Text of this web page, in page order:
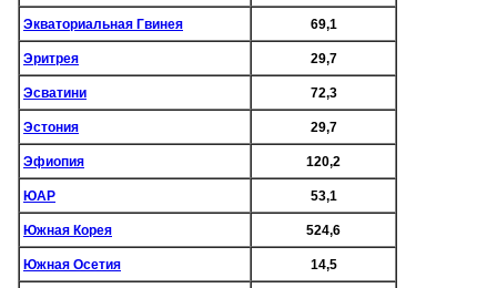
Экваториальная Гвинея 69,1
Эритрея 29,7
Эсватини 72,3
Эстония 29,7
Эфиопия 120,2
ЮАР 53,1
Южная Корея 524,6
Южная Осетия 14,5